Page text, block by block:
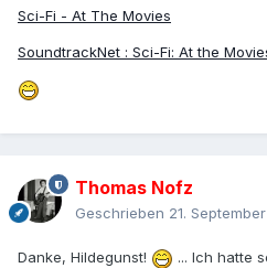
Sci-Fi - At The Movies
SoundtrackNet : Sci-Fi: At the
Thomas Nofz
Geschrieben 21.
Danke, Hildegunst!
... Ich hatte